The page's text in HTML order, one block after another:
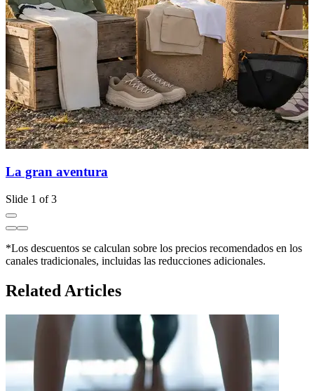
La gran aventura
Slide 1 of 3
*Los descuentos se calculan sobre los precios recomendados en los
canales tradicionales, incluidas las reducciones adicionales.
Related Articles